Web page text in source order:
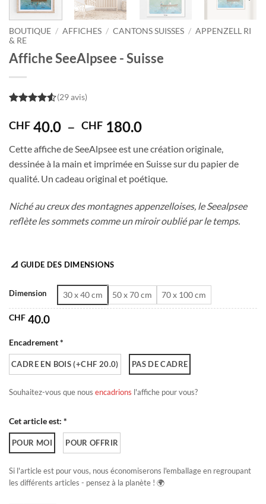
BOUTIQUE / AFFICHES / CANTONS SUISSES / APPENZELL RI
& RE
Affiche SeeAlpsee - Suisse
5
(29 avis)
CHF 40.0 – CHF 180.0Plage
prix :
CHF 40.0
à
Cette affiche de SeeAlpsee est une création originale,
dessinée à la main et imprimée en Suisse sur du papier de
qualité. Un cadeau original et poétique.
Niché au creux des montagnes appenzelloises, le Seealpsee
reflète les sommets comme un miroir oublié par le temps.
📐 GUIDE DES DIMENSIONS
Dimension 30 x 40 cm 50 x 70 cm 70 x 100 cm
CHF 40.0
Encadrement *
CADRE EN BOIS (+CHF 20.0) PAS DE CADRE
Souhaitez-vous que nous encadrions l'affiche pour vous?
Cet article est: *
POUR MOI POUR OFFRIR
Si l'article est pour vous, nous économiserons l'emballage en regroupant
les différents articles - pensez à la planète ! 🌍